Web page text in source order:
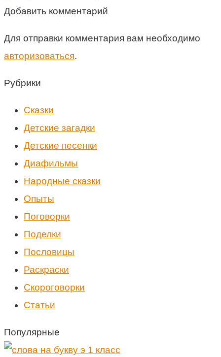
Добавить комментарий
Для отправки комментария вам необходимо
авторизоваться.
Рубрики
Cказки
Детские загадки
Детские песенки
Диафильмы
Народные сказки
Опыты
Поговорки
Поделки
Пословицы
Раскраски
Скороговорки
Статьи
Популярные